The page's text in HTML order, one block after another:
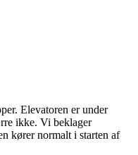
Elevatoren er under
ikke. Vi beklager
kører normalt i starten af